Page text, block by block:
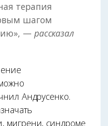
терапия
шагом
— рассказал
Андрусенко.
мигрени, синдроме